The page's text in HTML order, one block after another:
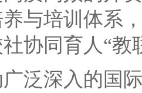
与培训体系
协同育人“
深入的国际